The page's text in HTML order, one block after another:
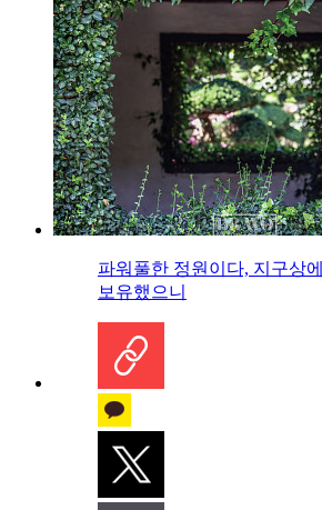
파워풀한 정원이다, 지구상
보유했으니